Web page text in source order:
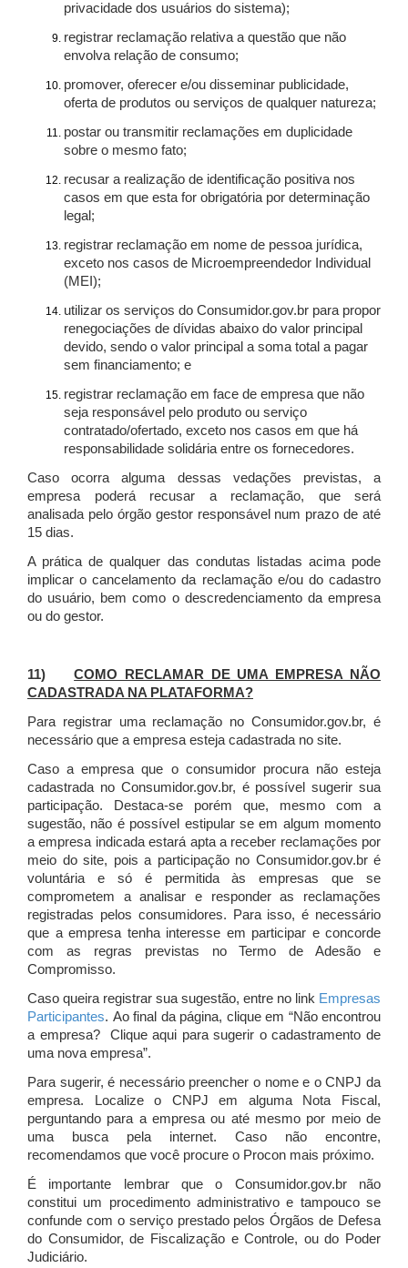
privacidade dos usuários do sistema);
registrar reclamação relativa a questão que não
envolva relação de consumo;
promover, oferecer e/ou disseminar publicidade,
oferta de produtos ou serviços de qualquer natureza;
postar ou transmitir reclamações em duplicidade
sobre o mesmo fato;
recusar a realização de identificação positiva nos
casos em que esta for obrigatória por determinação
legal;
registrar reclamação em nome de pessoa jurídica,
exceto nos casos de Microempreendedor Individual
(MEI);
utilizar os serviços do Consumidor.gov.br para propor
renegociações de dívidas abaixo do valor principal
devido, sendo o valor principal a soma total a pagar
sem financiamento; e
registrar reclamação em face de empresa que não
seja responsável pelo produto ou serviço
contratado/ofertado, exceto nos casos em que há
responsabilidade solidária entre os fornecedores.
Caso ocorra alguma dessas vedações previstas, a
empresa poderá recusar a reclamação, que será
analisada pelo órgão gestor responsável num prazo de até
15 dias.
A prática de qualquer das condutas listadas acima pode
implicar o cancelamento da reclamação e/ou do cadastro
do usuário, bem como o descredenciamento da empresa
ou do gestor.
11)COMO RECLAMAR DE UMA EMPRESA NÃO
CADASTRADA NA PLATAFORMA?
Para registrar uma reclamação no Consumidor.gov.br, é
necessário que a empresa esteja cadastrada no site.
Caso a empresa que o consumidor procura não esteja
cadastrada no Consumidor.gov.br, é possível sugerir sua
participação. Destaca-se porém que, mesmo com a
sugestão, não é possível estipular se em algum momento
a empresa indicada estará apta a receber reclamações por
meio do site, pois a participação no Consumidor.gov.br é
voluntária e só é permitida às empresas que se
comprometem a analisar e responder as reclamações
registradas pelos consumidores. Para isso, é necessário
que a empresa tenha interesse em participar e concorde
com as regras previstas no Termo de Adesão e
Compromisso.
Caso queira registrar sua sugestão, entre no link Empresas
Participantes. Ao final da página, clique em “Não encontrou
a empresa? Clique aqui para sugerir o cadastramento de
uma nova empresa”.
Para sugerir, é necessário preencher o nome e o CNPJ da
empresa. Localize o CNPJ em alguma Nota Fiscal,
perguntando para a empresa ou até mesmo por meio de
uma busca pela internet. Caso não encontre,
recomendamos que você procure o Procon mais próximo.
É importante lembrar que o Consumidor.gov.br não
constitui um procedimento administrativo e tampouco se
confunde com o serviço prestado pelos Órgãos de Defesa
do Consumidor, de Fiscalização e Controle, ou do Poder
Judiciário.